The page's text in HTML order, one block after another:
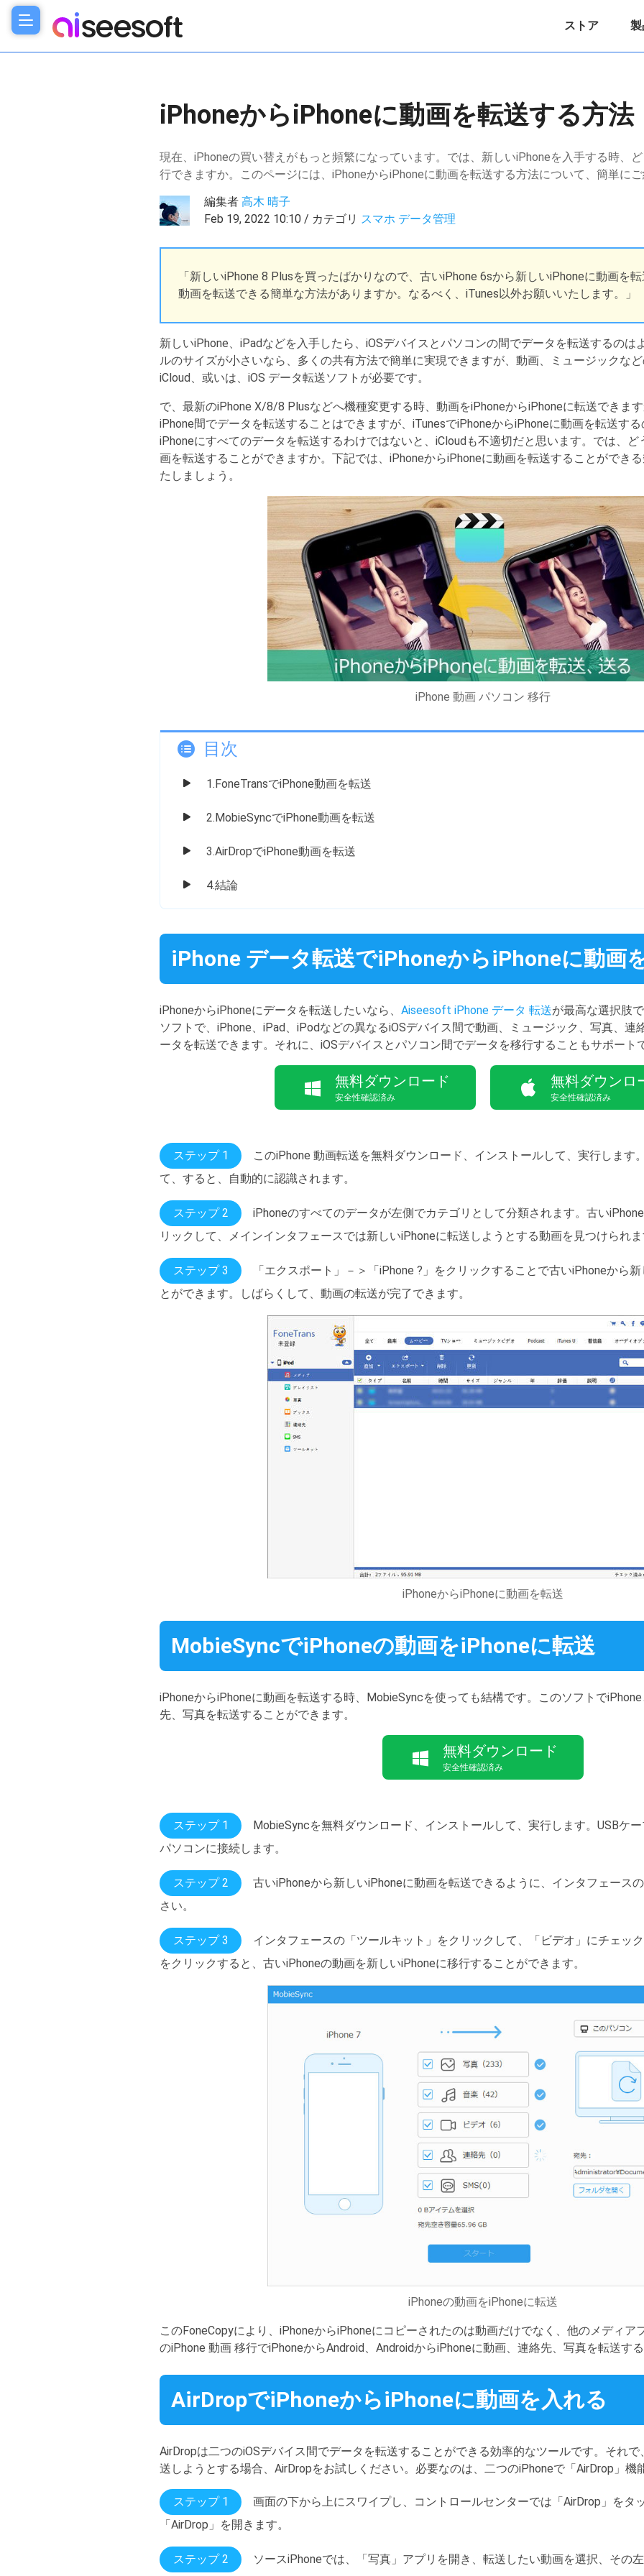
ストア
iPhoneからiPhoneに動画を転送する方法
現在、iPhoneの買い替えがもっと頻繁になっています。では、新しいiPhoneを入手する時、
行できますか。このページには、iPhoneからiPhoneに動画を転送する方法について、簡単に
編集者 高木 晴子
Feb 19, 2022 10:10 / カテゴリ スマホ データ管理
「新しいiPhone 8 Plusを買ったばかりなので、古いiPhone 6sから新しいiPhoneに動画を
動画を転送できる簡単な方法がありますか。なるべく、iTunes以外お願いいたします。」
新しいiPhone、iPadなどを入手したら、iOSデバイスとパソコンの間でデータを転送するのは
ルのサイズが小さいなら、多くの共有方法で簡単に実現できますが、動画、ミュージックな
iCloud、或いは、iOS データ転送ソフトが必要です。
で、最新のiPhone X/8/8 Plusなどへ機種変更する時、動画をiPhoneからiPhoneに転送できま
iPhone間でデータを転送することはできますが、iTunesでiPhoneからiPhoneに動画を転送す
iPhoneにすべてのデータを転送するわけではないと、iCloudも不適切だと思います。では、ど
画を転送することができますか。下記では、iPhoneからiPhoneに動画を転送することができ
たしましょう。
iPhone 動画 パソコン 移行
目次
1.FoneTransでiPhone動画を転送
2.MobieSyncでiPhone動画を転送
3.AirDropでiPhone動画を転送
4.結論
iPhone データ転送でiPhoneからiPhoneに動画
iPhoneからiPhoneにデータを転送したいなら、 Aiseesoft iPhone データ 転送が最高な選択肢
ソフトで、iPhone、iPad、iPodなどの異なるiOSデバイス間で動画、ミュージック、写真、連
ータを転送できます。それに、iOSデバイスとパソコン間でデータを移行することもサポート
無料ダウンロード
安全性確認済み
無料ダウンロ
安全性確認済み
ステップ 1
このiPhone 動画転送を無料ダウンロード、インストールして、実行します
て、すると、自動的に認識されます。
ステップ 2
iPhoneのすべてのデータが左側でカテゴリとして分類されます。古い
リックして、メインインタフェースでは新しいiPhoneに転送しようとする動画を見つけられ
ステップ 3
「エクスポート」－＞「iPhone ?」をクリックすることで古いiPhoneから
とができます。しばらくして、動画の転送が完了できます。
iPhoneからiPhoneに動画を転送
MobieSyncでiPhoneの動画をiPhoneに転送
iPhoneからiPhoneに動画を転送する時、MobieSyncを使っても結構です。このソフトで
先、写真を転送することができます。
無料ダウンロード
安全性確認済み
ステップ 1
MobieSyncを無料ダウンロード、インストールして、実行します。USBケ
パソコンに接続します。
ステップ 2
古いiPhoneから新しいiPhoneに動画を転送できるように、インタフェース
さい。
ステップ 3
インタフェースの「ツールキット」をクリックして、「ビデオ」にチェッ
をクリックすると、古いiPhoneの動画を新しいiPhoneに移行することができます。
iPhoneの動画をiPhoneに転送
このFoneCopyにより、iPhoneからiPhoneにコピーされたのは動画だけでなく、他のメディア
のiPhone 動画 移行でiPhoneからAndroid、AndroidからiPhoneに動画、連絡先、写真を転送す
AirDropでiPhoneからiPhoneに動画を入れる
AirDropは二つのiOSデバイス間でデータを転送することができる効率的なツールです。それ
送しようとする場合、AirDropをお試しください。必要なのは、二つのiPhoneで「AirDrop」機
ステップ 1
画面の下から上にスワイプし、コントロールセンターでは「AirDrop」をタ
「AirDrop」を開きます。
ステップ 2
ソースiPhoneでは、「写真」アプリを開き、転送したい動画を選択、その